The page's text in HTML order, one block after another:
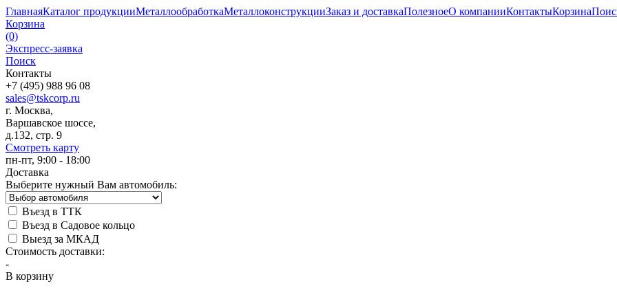
ГлавнаяКаталог продукцииМеталлообработкаМеталлоконструкцииЗаказ и доставкаПолезноеО компанииКонтактыКорзина
Корзина
(0)
Экспресс-заявка
Поиск
Контакты
+7 (495) 988 96 08
sales@tskcorp.ru
г. Москва,
Варшавское шоссе,
д.132, стр. 9
Смотреть карту
пн-пт, 9:00 - 18:00
Доставка
Выберите нужный Вам автомобиль:
Въезд в ТТК
Въезд в Садовое кольцо
Выезд за МКАД
Стоимость доставки:
-
В корзину